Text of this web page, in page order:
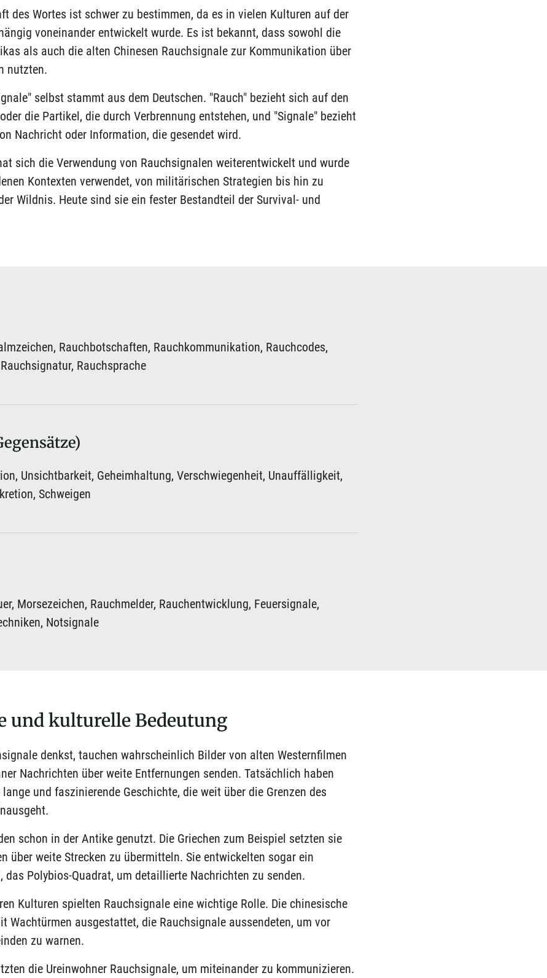
des Wortes ist schwer zu bestimmen, da es in vielen Kulturen auf der
voneinander entwickelt wurde. Es ist bekannt, dass sowohl die
als auch die alten Chinesen Rauchsignale zur Kommunikation über
nutzten.
selbst stammt aus dem Deutschen. "Rauch" bezieht sich auf den
die Partikel, die durch Verbrennung entstehen, und "Signale" bezieht
Nachricht oder Information, die gesendet wird.
sich die Verwendung von Rauchsignalen weiterentwickelt und wurde
Kontexten verwendet, von militärischen Strategien bis hin zu
Wildnis. Heute sind sie ein fester Bestandteil der Survival- und
Rauchbotschaften, Rauchkommunikation, Rauchcodes,
Rauchsprache
Unsichtbarkeit, Geheimhaltung, Verschwiegenheit, Unauffälligkeit,
Schweigen
Morsezeichen, Rauchmelder, Rauchentwicklung, Feuersignale,
Notsignale
und kulturelle Bedeutung
denkst, tauchen wahrscheinlich Bilder von alten Westernfilmen
Nachrichten über weite Entfernungen senden. Tatsächlich haben
und faszinierende Geschichte, die weit über die Grenzen des
schon in der Antike genutzt. Die Griechen zum Beispiel setzten sie
über weite Strecken zu übermitteln. Sie entwickelten sogar ein
das Polybios-Quadrat, um detaillierte Nachrichten zu senden.
Kulturen spielten Rauchsignale eine wichtige Rolle. Die chinesische
Wachtürmen ausgestattet, die Rauchsignale aussendeten, um vor
zu warnen.
die Ureinwohner Rauchsignale, um miteinander zu kommunizieren.